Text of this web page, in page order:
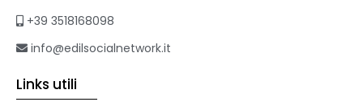
+39 3518168098
info@edilsocialnetwork.it
Links utili